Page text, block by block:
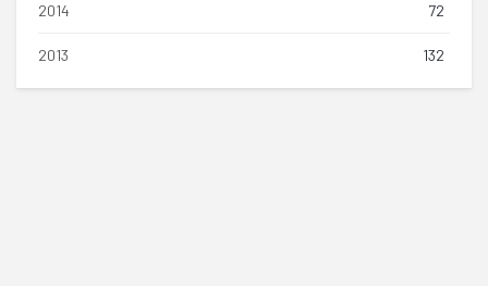
2014 72
2013 132